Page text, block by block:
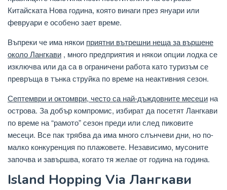
Китайската Нова година, която винаги през януари или
февруари е особено зает време.
Въпреки че има някои приятни вътрешни неща за вършене
около Лангкави , много предприятия и някои опции лодка се
изключва или да са в ограничени работа като туризъм се
превръща в тънка струйка по време на неактивния сезон.
Септември и октомври, често са най-дъждовните месеци на
острова. За добър компромис, избират да посетят Лангкави
по време на “рамото” сезон преди или след пиковите
месеци. Все пак трябва да има много слънчеви дни, но по-
малко конкуренция по плажовете. Независимо, мусоните
започва и завършва, когато тя желае от година на година.
Island Hopping Via Лангкави